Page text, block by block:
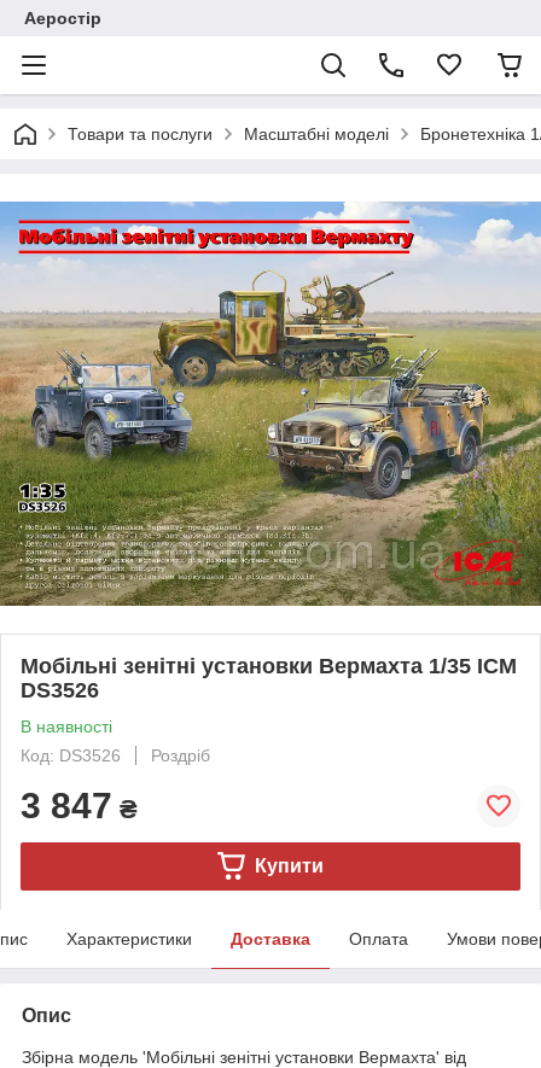
Аеростір
Товари та послуги Масштабні моделі Бронетехніка
Мобільні зенітні установки Вермахта 1/35 ICM
DS3526
В наявності
Код: DS3526
Роздріб
3 847 ₴
Купити
Характеристики Доставка Оплата Умови
Опис
Збірна модель 'Мобільні зенітні установки Вермахта' від